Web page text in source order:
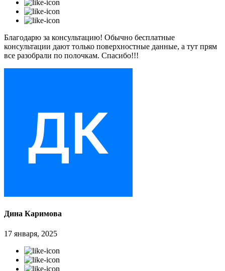
Благодарю за консультацию! Обычно бесплатные
консультации дают только поверхностные данные, а тут прям
все разобрали по полочкам. Спасибо!!!
Дина Каримова
17 января, 2025